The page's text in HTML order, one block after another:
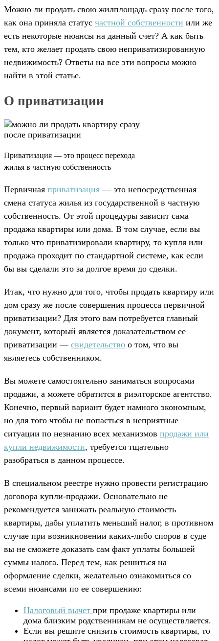
Можно ли продать свою жилплощадь сразу после того,
как она приняла статус частной собственности или же
есть некоторые нюансы на данный счет? А как быть
тем, кто желает продать свою неприватизированную
недвижимость? Ответы на все эти вопросы можно
найти в этой статье.
О приватизации
Приватизация — это процесс перехода
жилья в частную собственность
Первичная приватизация — это непосредственная
смена статуса жилья из государственной в частную
собственность. От этой процедуры зависит сама
продажа квартиры или дома. В том случае, если вы
только что приватизировали квартиру, то купля или
продажа проходит по стандартной системе, как если
бы вы сделали это за долгое время до сделки.
Итак, что нужно для того, чтобы продать квартиру или
дом сразу же после совершения процесса первичной
приватизации? Для этого вам потребуется главный
документ, который является доказательством ее
приватизации — свидетельство о том, что вы
являетесь собственником.
Вы можете самостоятельно заниматься вопросами
продажи, а можете обратится в риэлторское агентство.
Конечно, первый вариант будет намного экономным,
но для того чтобы не попасться в неприятные
ситуации по незнанию всех механизмов продажи или
купли недвижимости, требуется тщательно
разобраться в данном процессе.
В специальном реестре нужно провести регистрацию
договора купли-продажи. Основательно не
рекомендуется занижать реальную стоимость
квартиры, дабы уплатить меньший налог, в противном
случае при возникновении каких-либо споров в суде
вы не сможете доказать сам факт уплаты большей
суммы налога. Перед тем, как решиться на
оформление сделки, желательно ознакомиться со
всеми нюансами по ее совершению:
Налоговый вычет при продаже квартиры или
дома близким родственникам не осуществляется.
Если вы решите снизить стоимость квартиры, то